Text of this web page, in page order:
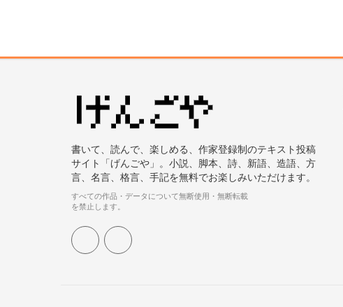
書いて、読んで、楽しめる、作家登録制のテキスト投稿
サイト「げんごや」。小説、脚本、詩、新語、造語、方
言、名言、格言、手記を無料でお楽しみいただけます。
すべての作品・データについて無断使用・無断転載
を禁止します。